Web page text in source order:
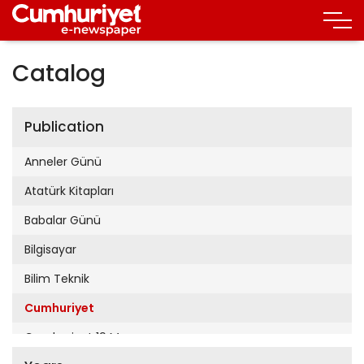
Catalog
Publication
Anneler Günü
Atatürk Kitapları
Babalar Günü
Bilgisayar
Bilim Teknik
Cumhuriyet
Cumhuriyet 19 Mayıs